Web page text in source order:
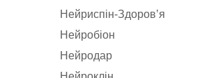
Нейриспін-Здоровʼя
Нейробіон
Нейродар